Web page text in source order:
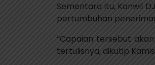
Sementara itu, Kanwil
pertumbuhan
“Capaian tersebut
tertulisnya, dikutip